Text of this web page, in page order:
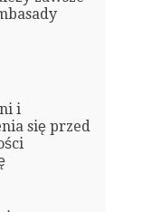
i
się przed